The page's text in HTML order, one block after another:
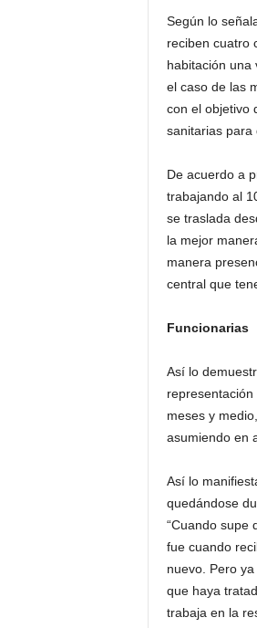
Según lo
reciben cuatro
habitación una
el caso de las
con el objetivo
sanitarias para
De acuerdo a
trabajando al
se traslada
la mejor
manera
central que
Funcionarias
Así lo
meses y
asumiendo en
Así lo
quedándose
“Cuando supe
fue cuando
nuevo. Pero
que haya
trabaja en la